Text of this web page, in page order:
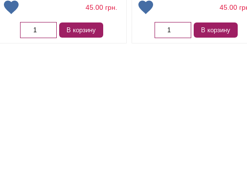
45.00 грн.
В корзину
45.00
В корзину